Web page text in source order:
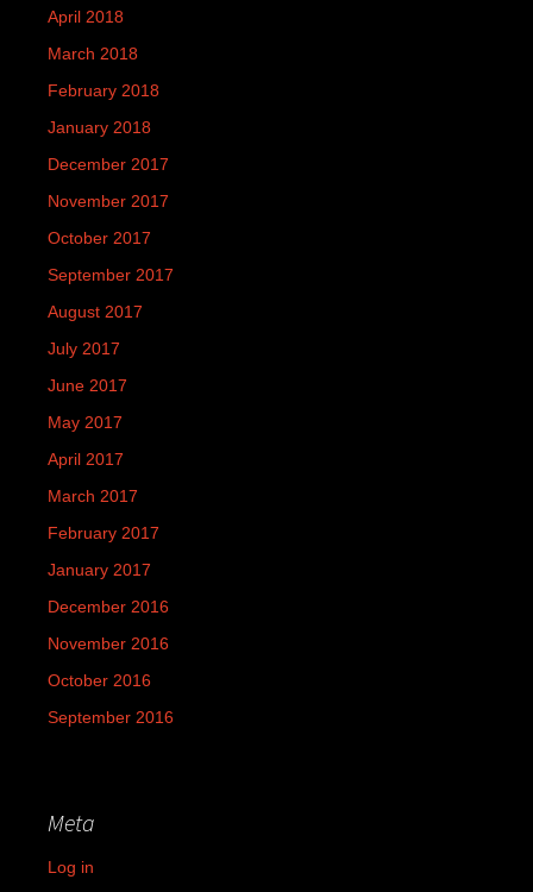
April 2018
March 2018
February 2018
January 2018
December 2017
November 2017
October 2017
September 2017
August 2017
July 2017
June 2017
May 2017
April 2017
March 2017
February 2017
January 2017
December 2016
November 2016
October 2016
September 2016
Meta
Log in